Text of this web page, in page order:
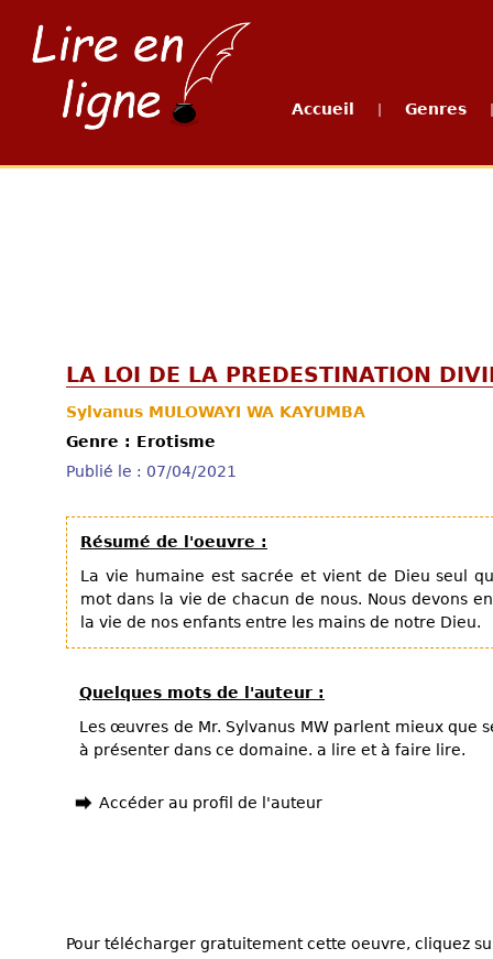
Accueil Genres
LA LOI DE LA PREDESTINATION
Sylvanus MULOWAYI WA KAYUMBA
Genre : Erotisme
Publié le : 07/04/2021
Résumé de l'oeuvre :
La vie humaine est sacrée et vient de Dieu seul
mot dans la vie de chacun de nous. Nous devons
la vie de nos enfants entre les mains de notre Dieu.
Quelques mots de l'auteur :
Les œuvres de Mr. Sylvanus MW parlent mieux que
à présenter dans ce domaine. a lire et à faire lire.
Accéder au profil de l'auteur
Pour télécharger gratuitement cette oeuvre, cliquez